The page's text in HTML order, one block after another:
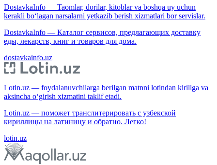
DostavkaInfo — Taomlar, dorilar, kitoblar va boshqa uy uchun
kerakli bo‘lagan narsalarni yetkazib berish xizmatlari bor servislar.
DostavkaInfo — Каталог сервисов, предлагающих доставку
еды, лекарств, книг и товаров для дома.
dostavkainfo.uz
Lotin.uz — foydalanuvchilarga berilgan matnni lotindan kirillga va
aksincha o‘girish xizmatini taklif etadi.
Lotin.uz — поможет транслитерировать с узбекской
кириллицы на латиницу и обратно. Легко!
lotin.uz